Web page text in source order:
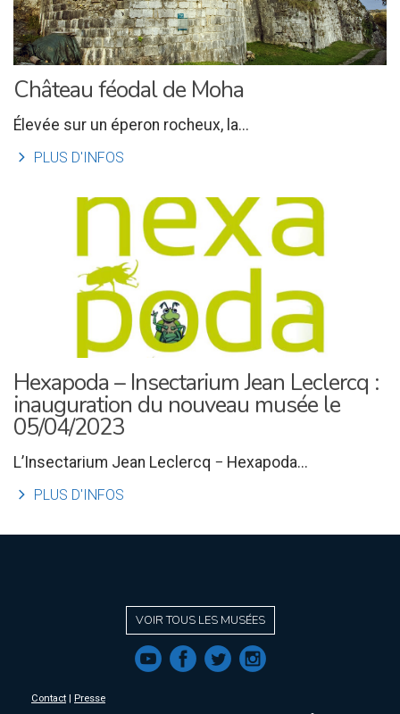
Château féodal de Moha
Élevée sur un éperon rocheux, la...
l PLUS D'INFOS
Hexapoda – Insectarium Jean Leclercq :
inauguration du nouveau musée le
05/04/2023
L’Insectarium Jean Leclercq − Hexapoda...
l PLUS D'INFOS
VOIR TOUS LES MUSÉES
f a b e
Contact | Presse